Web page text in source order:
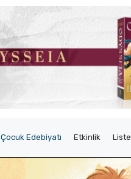
Çocuk Edebiyatı Etkinlik Liste